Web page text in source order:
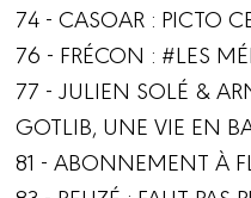
74 - CASOAR : PICTO
76 - FRÉCON : #LES
77 - JULIEN SOLÉ &
GOTLIB, UNE VIE EN
81 - ABONNEMENT À